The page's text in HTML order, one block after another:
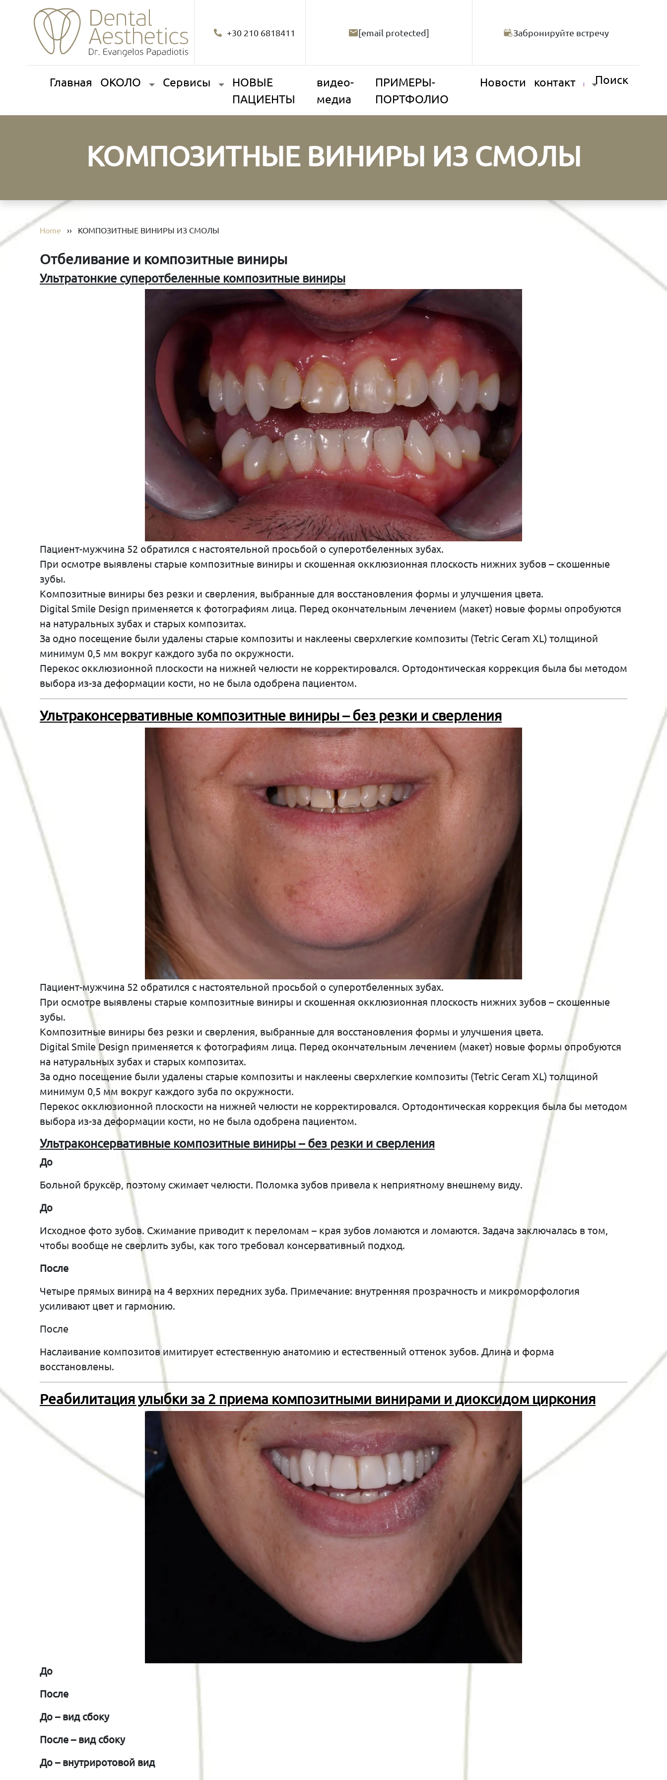
+30 210 6818411 [email protected] Забронируйте встречу
Главная ОКОЛО Сервисы
НОВЫЕ
ПАЦИЕНТЫ
видео-
медиа
ПРИМЕРЫ-
ПОРТФОЛИО
Новости контакт Поиск
КОМПОЗИТНЫЕ ВИНИРЫ ИЗ СМОЛЫ
Home ›› КОМПОЗИТНЫЕ ВИНИРЫ ИЗ СМОЛЫ
Отбеливание и композитные виниры
Ультратонкие суперотбеленные композитные виниры
Пациент-мужчина 52 обратился с настоятельной просьбой о суперотбеленных зубах.
При осмотре выявлены старые композитные виниры и скошенная окклюзионная плоскость нижних зубов – скошенные
зубы.
Композитные виниры без резки и сверления, выбранные для восстановления формы и улучшения цвета.
Digital Smile Design применяется к фотографиям лица. Перед окончательным лечением (макет) новые формы опробуются
на натуральных зубах и старых композитах.
За одно посещение были удалены старые композиты и наклеены сверхлегкие композиты (Tetric Ceram XL) толщиной
минимум 0,5 мм вокруг каждого зуба по окружности.
Перекос окклюзионной плоскости на нижней челюсти не корректировался. Ортодонтическая коррекция была бы методом
выбора из-за деформации кости, но не была одобрена пациентом.
Ультраконсервативные композитные виниры – без резки и сверления
Пациент-мужчина 52 обратился с настоятельной просьбой о суперотбеленных зубах.
При осмотре выявлены старые композитные виниры и скошенная окклюзионная плоскость нижних зубов – скошенные
зубы.
Композитные виниры без резки и сверления, выбранные для восстановления формы и улучшения цвета.
Digital Smile Design применяется к фотографиям лица. Перед окончательным лечением (макет) новые формы опробуются
на натуральных зубах и старых композитах.
За одно посещение были удалены старые композиты и наклеены сверхлегкие композиты (Tetric Ceram XL) толщиной
минимум 0,5 мм вокруг каждого зуба по окружности.
Перекос окклюзионной плоскости на нижней челюсти не корректировался. Ортодонтическая коррекция была бы методом
выбора из-за деформации кости, но не была одобрена пациентом.
Ультраконсервативные композитные виниры – без резки и сверления
До
Больной бруксёр, поэтому сжимает челюсти. Поломка зубов привела к неприятному внешнему виду.
До
Исходное фото зубов. Сжимание приводит к переломам – края зубов ломаются и ломаются. Задача заключалась в том,
чтобы вообще не сверлить зубы, как того требовал консервативный подход.
После
Четыре прямых винира на 4 верхних передних зуба. Примечание: внутренняя прозрачность и микроморфология
усиливают цвет и гармонию.
После
Наслаивание композитов имитирует естественную анатомию и естественный оттенок зубов. Длина и форма
восстановлены.
Реабилитация улыбки за 2 приема композитными винирами и диоксидом циркония
До
После
До – вид сбоку
После – вид сбоку
До – внутриротовой вид